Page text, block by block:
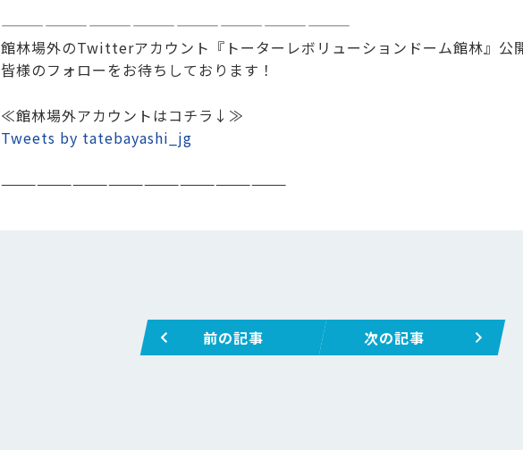
————————————————————————
館林場外のTwitterアカウント『トーターレボリューションドーム館林』公
皆様のフォローをお待ちしております！
≪館林場外アカウントはコチラ↓≫
Tweets by tatebayashi_jg
————————————————————————
前の記事 次の記事